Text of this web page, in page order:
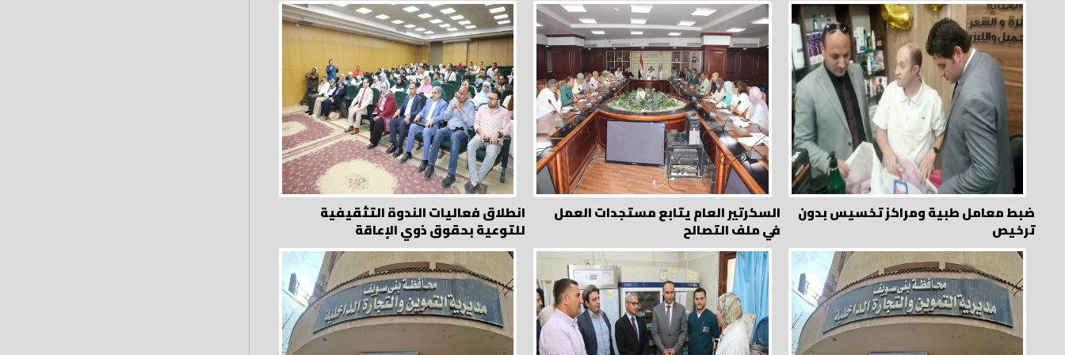
ضبط معامل طبية ومراكز تخسيس بدون
ترخيص
السكرتير العام يتابع مستجدات العمل
في ملف التصالح
انطلاق فعاليات الندوة التثقيفية
للتوعية بحقوق ذوي الإعاقة